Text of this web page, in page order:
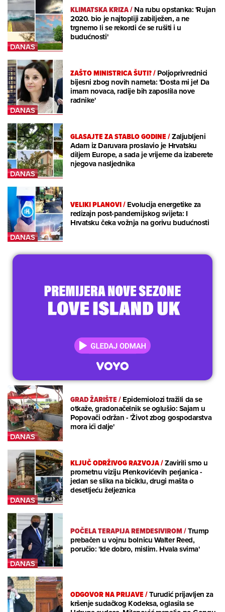
KLIMATSKA KRIZA/Na rubu opstanka: 'Rujan
2020. bio je najtopliji zabilježen, a ne
trgnemo li se rekordi će se rušiti i u
budućnosti'
ZAŠTO MINISTRICA ŠUTI?/Poljoprivrednici
bijesni zbog novih nameta: 'Dosta mi je! Da
imam novaca, radije bih zaposlila nove
radnike'
GLASAJTE ZA STABLO GODINE/Zaljubljeni
Adam iz Daruvara proslavio je Hrvatsku
diljem Europe, a sada je vrijeme da izaberete
njegova nasljednika
VELIKI PLANOVI/Evolucija energetike za
redizajn post-pandemijskog svijeta: I
Hrvatsku čeka vožnja na gorivu budućnosti
GRAD ŽARIŠTE/Epidemiolozi tražili da se
otkaže, gradonačelnik se oglušio: Sajam u
Popovači održan - 'Život zbog gospodarstva
mora ići dalje'
KLJUČ ODRŽIVOG RAZVOJA/Zavirili smo u
prometnu viziju Plenkovićevih perjanica -
jedan se slika na biciklu, drugi mašta o
desetljeću željeznica
POČELA TERAPIJA REMDESIVIROM/Trump
prebačen u vojnu bolnicu Walter Reed,
poručio: 'Ide dobro, mislim. Hvala svima'
ODGOVOR NA PRIJAVE/Turudić prijavljen za
kršenje sudačkog Kodeksa, oglasila se